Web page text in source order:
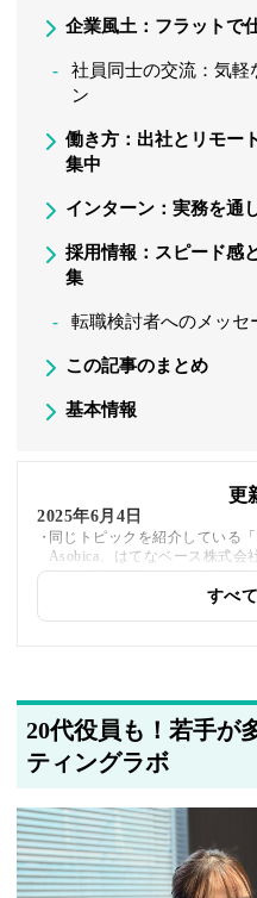
企業風土：フラットで
社員同士の交流：気軽
ン
働き方：出社とリモー
集中
インターン：実務を通
採用情報：スピード感
集
転職検討者へのメッセ
この記事のまとめ
基本情報
更
2025年6月4日
同じトピックを紹介している
Asobica、はてなベース株式会
Rimo合同会社、crage株式会
すべ
20代役員も！若手が
ティングラボ